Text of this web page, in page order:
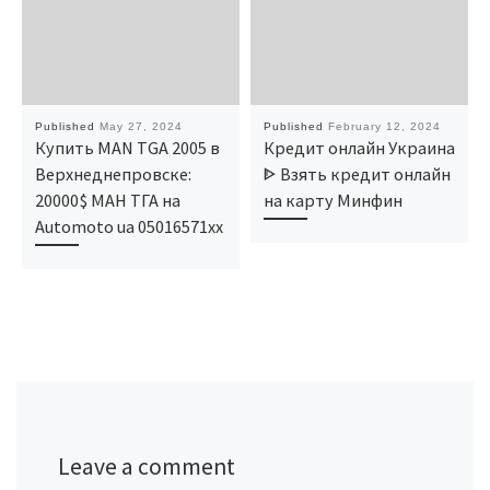
Published May 27, 2024
Купить MAN TGA 2005 в
Верхнеднепровске:
20000$ МАН ТГА на
Automoto ua 05016571xx
Published February 12, 2024
Кредит онлайн Украина
ᐈ Взять кредит онлайн
на карту Минфин
Leave a comment